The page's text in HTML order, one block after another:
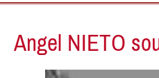
Angel NIETO